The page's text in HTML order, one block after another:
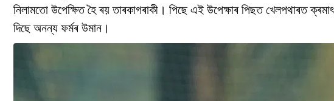
নিলামতো উপেক্ষিত হৈ ৰয় তাৰকাগৰাকী। পিছে এই উপেক্ষাৰ পিছত খেলপথাৰত
দিছে অনন্য ফৰ্মৰ উমান।